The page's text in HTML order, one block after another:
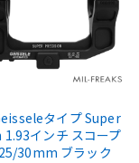
タイプ Super
インチ スコープ
30mm ブラック